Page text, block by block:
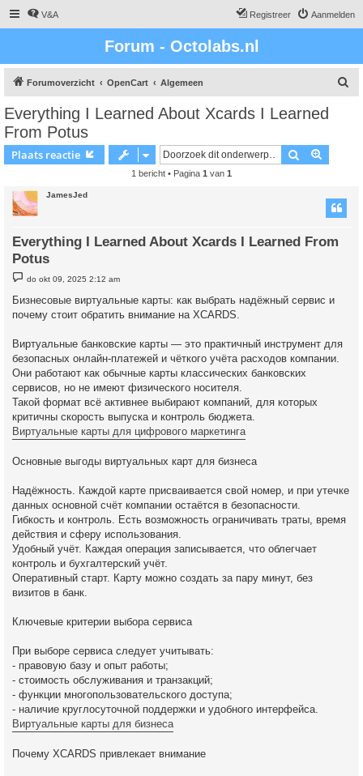
V&A Aanmelden
Registreer
Forum - Octolabs.nl
Forumoverzicht OpenCart Algemeen
Everything I Learned About Xcards I Learned
From Potus
Plaats reactie Zoek
1 bericht • Pagina 1 van 1
JamesJed
Everything I Learned About Xcards I Learned From
Potus
e
i
c
do okt 09, 2025 2:12 am
Бизнесовые виртуальные карты: как выбрать надёжный сервис и
почему стоит обратить внимание на XCARDS.
Виртуальные банковские карты — это практичный инструмент для
безопасных онлайн-платежей и чёткого учёта расходов компании.
Они работают как обычные карты классических банковских
сервисов, но не имеют физического носителя.
Такой формат всё активнее выбирают компаний, для которых
критичны скорость выпуска и контроль бюджета.
Виртуальные карты для цифрового маркетинга
Основные выгоды виртуальных карт для бизнеса
Надёжность. Каждой карте присваивается свой номер, и при утечке
данных основной счёт компании остаётся в безопасности.
Гибкость и контроль. Есть возможность ограничивать траты, время
действия и сферу использования.
Удобный учёт. Каждая операция записывается, что облегчает
контроль и бухгалтерский учёт.
Оперативный старт. Карту можно создать за пару минут, без
визитов в банк.
Ключевые критерии выбора сервиса
При выборе сервиса следует учитывать:
- правовую базу и опыт работы;
- стоимость обслуживания и транзакций;
- функции многопользовательского доступа;
- наличие круглосуточной поддержки и удобного интерфейса.
Виртуальные карты для бизнеса
Почему XCARDS привлекает внимание